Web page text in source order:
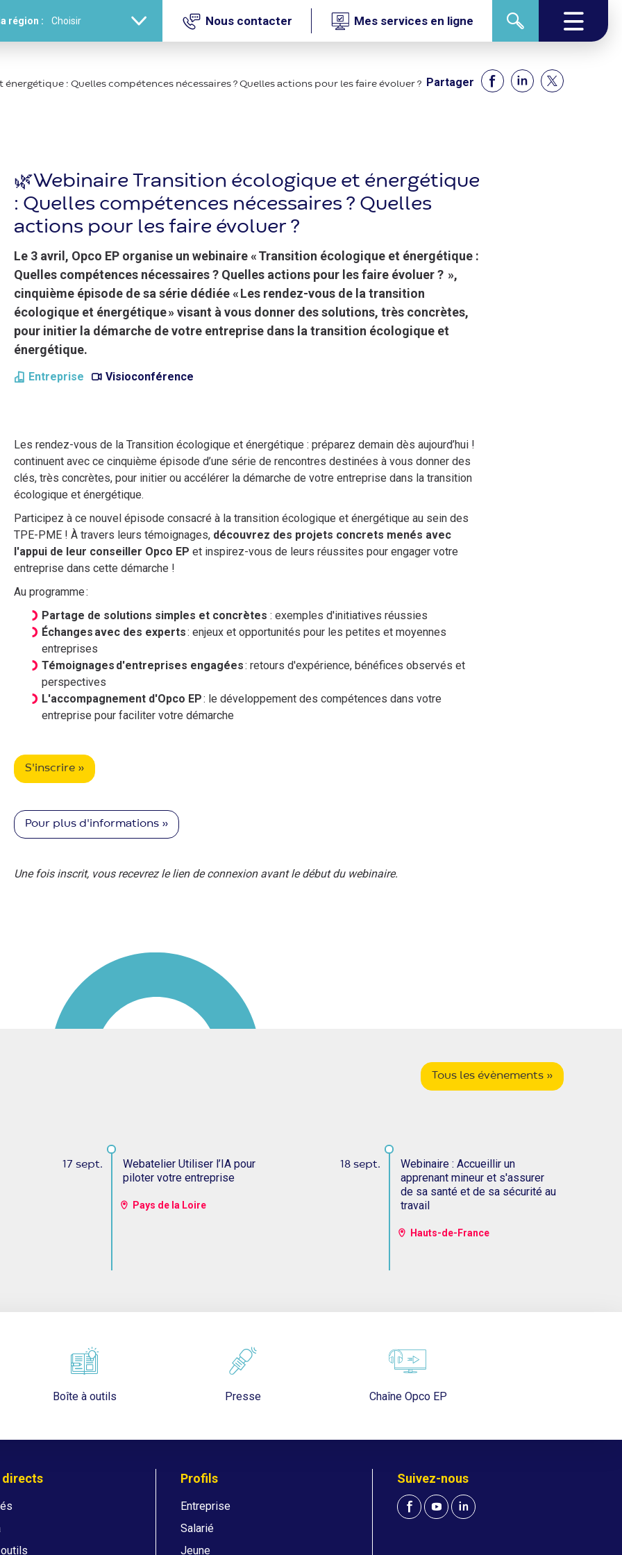
région : Nous contacter Mes services en ligne
: Quelles compétences nécessaires ? Quelles actions pour les faire évoluer ? Partager
🌿 Webinaire Transition écologique et énergétique
: Quelles compétences nécessaires ? Quelles
actions pour les faire évoluer ?
Le 3 avril, Opco EP organise un webinaire « Transition écologique et énergétique :
Quelles compétences nécessaires ? Quelles actions pour les faire évoluer ? »,
cinquième épisode de sa série dédiée « Les rendez-vous de la transition
écologique et énergétique » visant à vous donner des solutions, très concrètes,
pour initier la démarche de votre entreprise dans la transition écologique et
énergétique.
Entreprise Visioconférence
Les rendez-vous de la Transition écologique et énergétique : préparez demain dès aujourd’hui !
continuent avec ce cinquième épisode d’une série de rencontres destinées à vous donner des
clés, très concrètes, pour initier ou accélérer la démarche de votre entreprise dans la transition
écologique et énergétique.
Participez à ce nouvel épisode consacré à la transition écologique et énergétique au sein des
TPE-PME ! À travers leurs témoignages, découvrez des projets concrets menés avec
l'appui de leur conseiller Opco EP et inspirez-vous de leurs réussites pour engager votre
entreprise dans cette démarche !
Au programme :
Partage de solutions simples et concrètes : exemples d'initiatives réussies
Échanges avec des experts: enjeux et opportunités pour les petites et moyennes
entreprises
Témoignages d'entreprises engagées: retours d'expérience, bénéfices observés et
perspectives
L'accompagnement d'Opco EP: le développement des compétences dans votre
entreprise pour faciliter votre démarche
S'inscrire »
Pour plus d'informations »
Une fois inscrit, vous recevrez le lien de connexion avant le début du webinaire.
Tous les évènements »
17 sept.
Webatelier Utiliser l’IA pour
piloter votre entreprise
Pays de la Loire
18 sept.
Webinaire : Accueillir un
apprenant mineur et s'assurer
de sa santé et de sa sécurité au
travail
Hauts-de-France
Boîte à outils Presse Chaîne Opco EP
directs Profils
Entreprise
Salarié
Jeune
Suivez-nous